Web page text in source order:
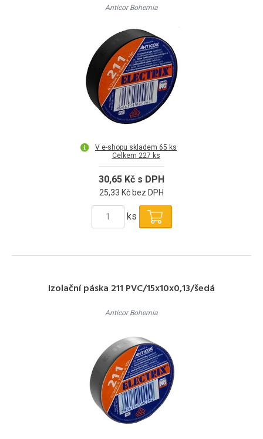
Anticor Bohemia
V e-shopu skladem 65 ks
Celkem 227 ks
30,65 Kč s DPH
25,33 Kč bez DPH
ks
Izolační páska 211 PVC/15x10x0,13/šedá
Anticor Bohemia